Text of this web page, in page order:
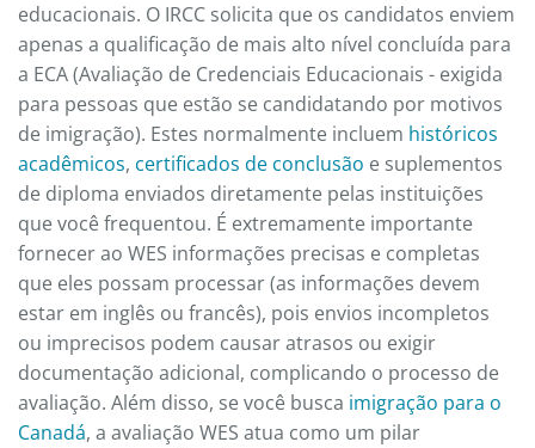
educacionais. O IRCC solicita que os candidatos enviem
apenas a qualificação de mais alto nível concluída para
a ECA (Avaliação de Credenciais Educacionais - exigida
para pessoas que estão se candidatando por motivos
de imigração). Estes normalmente incluem históricos
acadêmicos, certificados de conclusão e suplementos
de diploma enviados diretamente pelas instituições
que você frequentou. É extremamente importante
fornecer ao WES informações precisas e completas
que eles possam processar (as informações devem
estar em inglês ou francês), pois envios incompletos
ou imprecisos podem causar atrasos ou exigir
documentação adicional, complicando o processo de
avaliação. Além disso, se você busca imigração para o
Canadá, a avaliação WES atua como um pilar